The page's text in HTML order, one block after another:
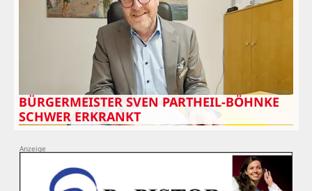
BÜRGERMEISTER SVEN PARTHEIL-BÖHNKE
SCHWER ERKRANKT